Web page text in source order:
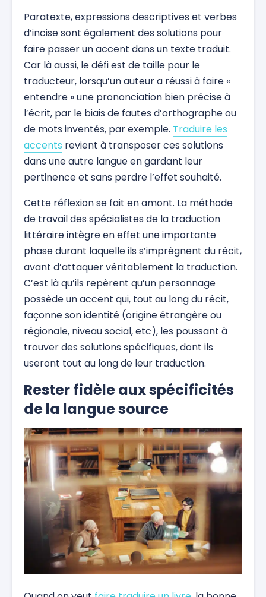
Paratexte, expressions descriptives et verbes
d’incise sont également des solutions pour
faire passer un accent dans un texte traduit.
Car là aussi, le défi est de taille pour le
traducteur, lorsqu’un auteur a réussi à faire «
entendre » une prononciation bien précise à
l’écrit, par le biais de fautes d’orthographe ou
de mots inventés, par exemple. Traduire les
accents revient à transposer ces solutions
dans une autre langue en gardant leur
pertinence et sans perdre l’effet souhaité.
Cette réflexion se fait en amont. La méthode
de travail des spécialistes de la traduction
littéraire intègre en effet une importante
phase durant laquelle ils s’imprègnent du récit,
avant d’attaquer véritablement la traduction.
C’est là qu’ils repèrent qu’un personnage
possède un accent qui, tout au long du récit,
façonne son identité (origine étrangère ou
régionale, niveau social, etc), les poussant à
trouver des solutions spécifiques, dont ils
useront tout au long de leur traduction.
Rester fidèle aux spécificités
de la langue source